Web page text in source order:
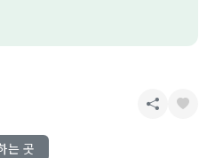
는 곳